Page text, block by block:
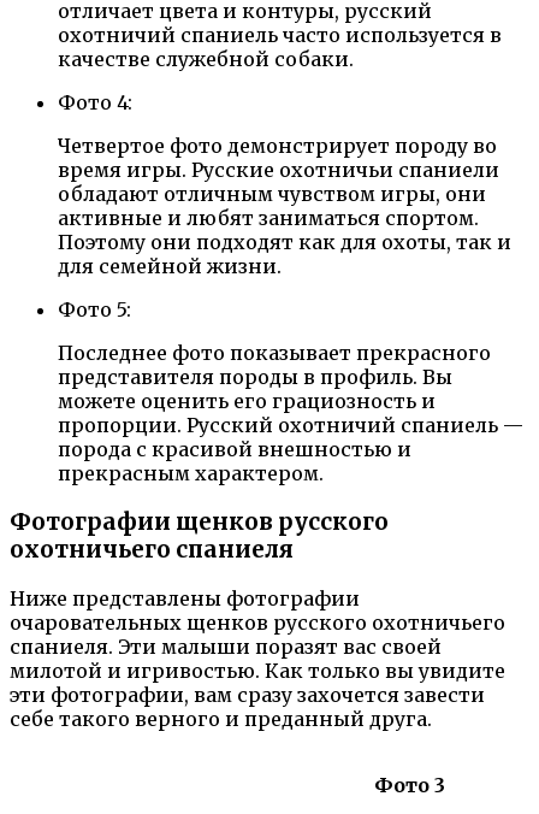
отличает цвета и контуры, русский
охотничий спаниель часто используется в
качестве служебной собаки.
Фото 4:
Четвертое фото демонстрирует породу во
время игры. Русские охотничьи спаниели
обладают отличным чувством игры, они
активные и любят заниматься спортом.
Поэтому они подходят как для охоты, так и
для семейной жизни.
Фото 5:
Последнее фото показывает прекрасного
представителя породы в профиль. Вы
можете оценить его грациозность и
пропорции. Русский охотничий спаниель —
порода с красивой внешностью и
прекрасным характером.
Фотографии щенков русского
охотничьего спаниеля
Ниже представлены фотографии
очаровательных щенков русского охотничьего
спаниеля. Эти малыши поразят вас своей
милотой и игривостью. Как только вы увидите
эти фотографии, вам сразу захочется завести
себе такого верного и преданный друга.
Фото 3